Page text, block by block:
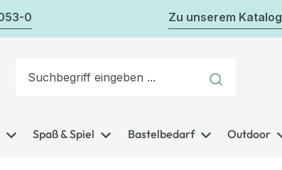
0 Zu unserem Katalog
Spaß & Spiel Bastelbedarf Outdoor